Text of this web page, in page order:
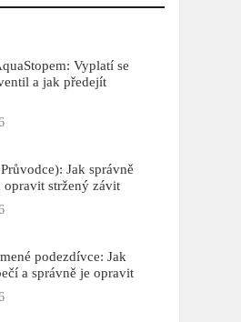
Vyplatí se
a jak předejít
Jak správně
opravit stržený závit
podezdívce: Jak
a správně je opravit